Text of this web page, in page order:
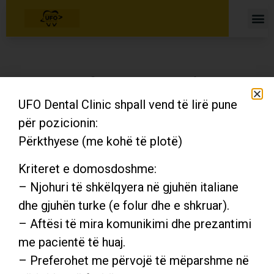
About Us
Our Staff
It seems we can't find what you're looking for.
UFO Dental Clinic shpall vend të lirë pune
për pozicionin:
Përkthyese (me kohë të plotë)
Kriteret e domosdoshme:
– Njohuri të shkëlqyera në gjuhën italiane
dhe gjuhën turke (e folur dhe e shkruar).
– Aftësi të mira komunikimi dhe prezantimi
me pacientë të huaj.
– Preferohet me përvojë të mëparshme në